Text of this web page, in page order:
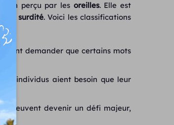
perçu par les oreilles. Elle est
lasurdité. Voici les classifications
demander que certains mots
individus aient besoin que leur
peuvent devenir un défi majeur,